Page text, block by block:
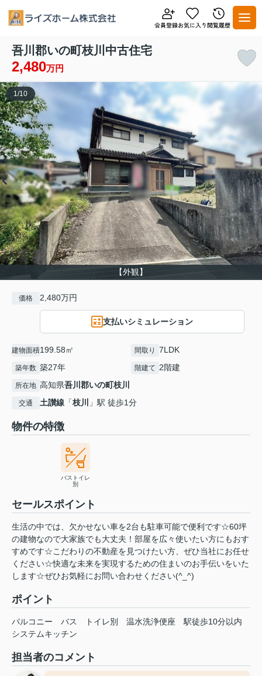
吾川郡いの町枝川中古住宅
2,480万円
【外観】
1/10
価格 2,480万円
支払いシミュレーション
建物面積199.58㎡ 間取り 7LDK
築年数 築27年 階建て 2階建
所在地 高知県吾川郡いの町枝川
交通 土讃線 「枝川 」駅 徒歩1分
物件の特徴
バストイレ
別
セールスポイント
生活の中では、欠かせない車を2台も駐車可能で便利です☆60坪
の建物なので大家族でも大丈夫！部屋を広々使いたい方にもおす
すめです☆こだわりの不動産を見つけたい方、ぜひ当社にお任せ
ください☆快適な未来を実現するための住まいのお手伝いをいた
します☆ぜひお気軽にお問い合わせください(^_^)
ポイント
バルコニー バス トイレ別 温水洗浄便座
駅徒歩10分以内
システムキッチン
担当者のコメント